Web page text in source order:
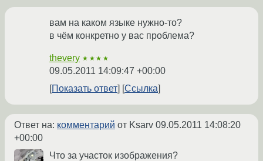
вам на каком языке нужно-то?
в чём конкретно у вас проблема?
thevery ★★★★
09.05.2011 14:09:47 +00:00
Показать ответ
Ссылка
Ответ на: комментарий от Ksarv 09.05.2011 14:08:20
+00:00
Что за участок изображения?